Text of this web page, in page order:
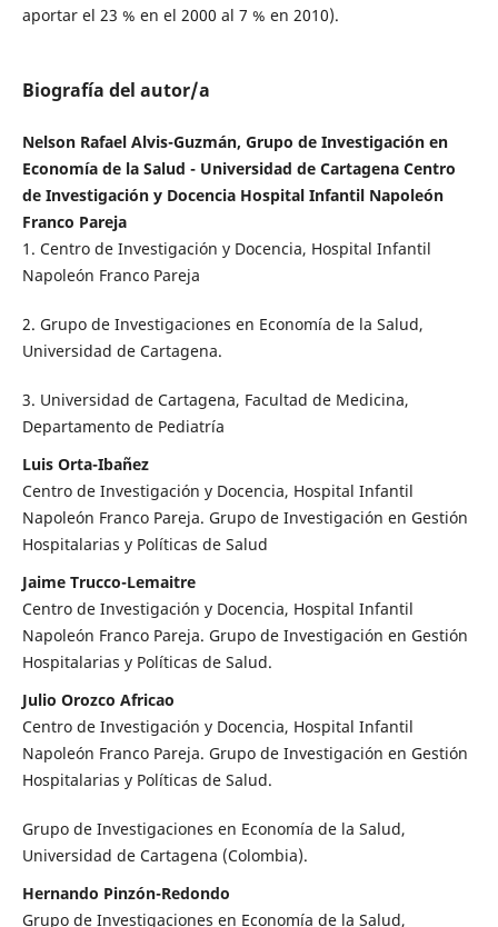
aportar el 23 % en el 2000 al 7 % en 2010).
Biografía del autor/a
Nelson Rafael Alvis-Guzmán, Grupo de Investigación en
Economía de la Salud - Universidad de Cartagena Centro
de Investigación y Docencia Hospital Infantil Napoleón
Franco Pareja
1. Centro de Investigación y Docencia, Hospital Infantil
Napoleón Franco Pareja
2. Grupo de Investigaciones en Economía de la Salud,
Universidad de Cartagena.
3. Universidad de Cartagena, Facultad de Medicina,
Departamento de Pediatría
Luis Orta-Ibañez
Centro de Investigación y Docencia, Hospital Infantil
Napoleón Franco Pareja. Grupo de Investigación en Gestión
Hospitalarias y Políticas de Salud
Jaime Trucco-Lemaitre
Centro de Investigación y Docencia, Hospital Infantil
Napoleón Franco Pareja. Grupo de Investigación en Gestión
Hospitalarias y Políticas de Salud.
Julio Orozco Africao
Centro de Investigación y Docencia, Hospital Infantil
Napoleón Franco Pareja. Grupo de Investigación en Gestión
Hospitalarias y Políticas de Salud.
Grupo de Investigaciones en Economía de la Salud,
Universidad de Cartagena (Colombia).
Hernando Pinzón-Redondo
Grupo de Investigaciones en Economía de la Salud,